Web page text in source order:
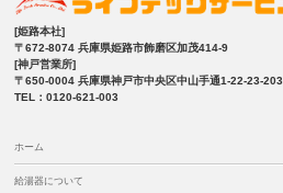
[姫路本社]
〒672-8074 兵庫県姫路市飾磨区加茂414-9
[神戸営業所]
〒650-0004 兵庫県神戸市中央区中山手通1-22-23-203
TEL：0120-621-003
ホーム
給湯器について